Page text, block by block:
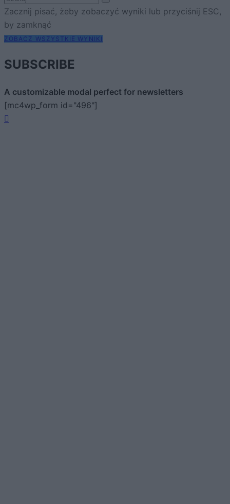
Zacznij pisać, żeby zobaczyć wyniki lub przyciśnij ESC,
by zamknąć
ZOBACZ WSZYSTKIE WYNIKI
SUBSCRIBE
A customizable modal perfect for newsletters
[mc4wp_form id="496"]